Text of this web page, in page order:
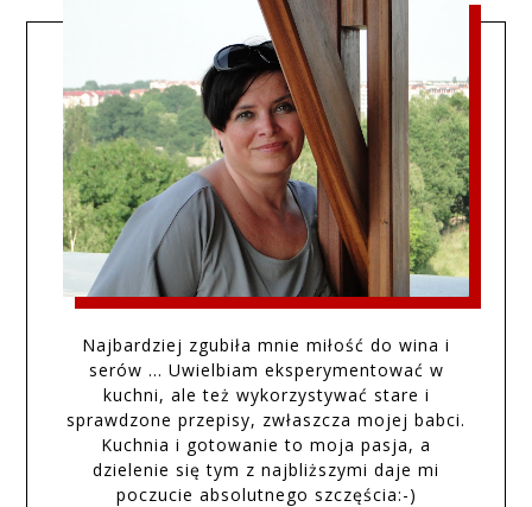
Najbardziej zgubiła mnie miłość do wina i
serów … Uwielbiam eksperymentować w
kuchni, ale też wykorzystywać stare i
sprawdzone przepisy, zwłaszcza mojej babci.
Kuchnia i gotowanie to moja pasja, a
dzielenie się tym z najbliższymi daje mi
poczucie absolutnego szczęścia:-)